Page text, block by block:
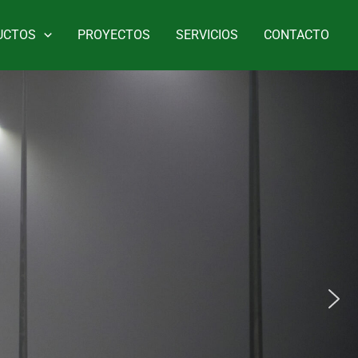
PROYECTOS SERVICIOS CONTACTO